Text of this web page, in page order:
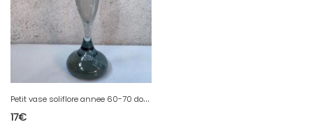
P
etit vase soliflore annee 60-70 dorigine suedoise en bon etat
17€